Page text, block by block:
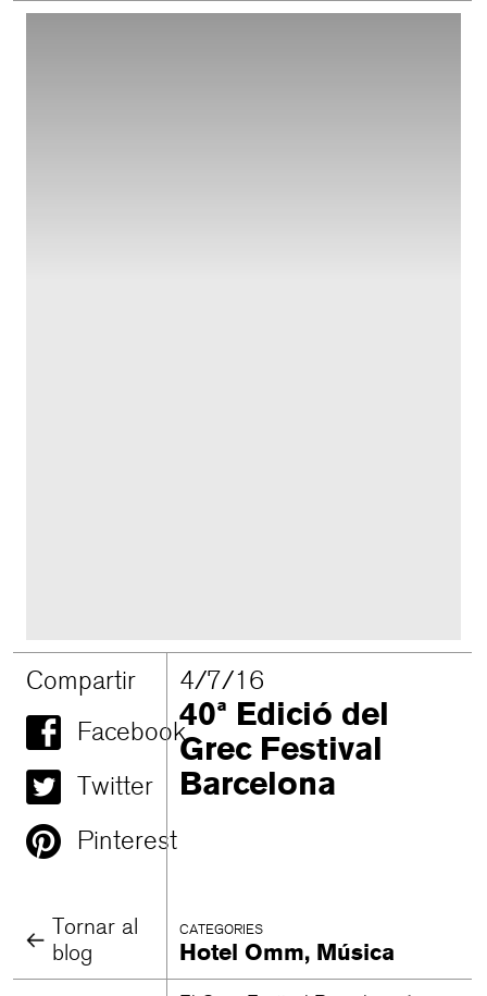
Compartir
Facebook
Twitter
Pinterest
Tornar al
blog
4/7/16
40ª Edició del
Grec Festival
Barcelona
CATEGORIES
Hotel Omm, Música